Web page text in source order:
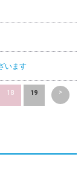
います
18 19 >